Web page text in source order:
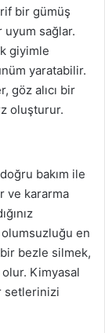
bir gümüş
uyum sağlar.
giyimle
yaratabilir.
göz alıcı bir
oluşturur.
bakım ile
ve kararma
olumsuzluğu en
bezle silmek,
olur. Kimyasal
setlerinizi